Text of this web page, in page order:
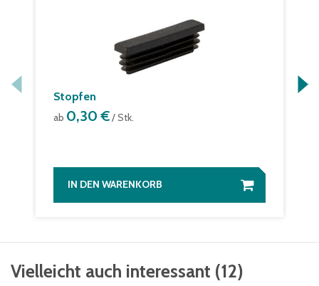
Stopfen
ab 0,30 €/ Stk.
IN DEN WARENKORB
Vielleicht auch interessant (12)